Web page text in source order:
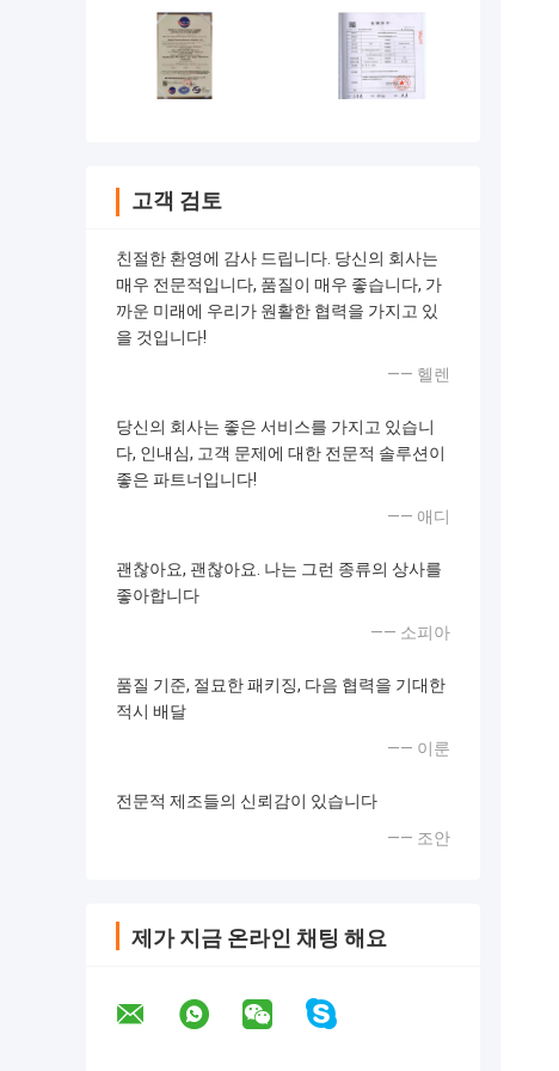
고객 검토
친절한 환영에 감사 드립니다. 당신의 회사는
매우 전문적입니다, 품질이 매우 좋습니다, 가
까운 미래에 우리가 원활한 협력을 가지고 있
을 것입니다!
—— 헬렌
당신의 회사는 좋은 서비스를 가지고 있습니
다, 인내심, 고객 문제에 대한 전문적 솔루션이
좋은 파트너입니다!
—— 애디
괜찮아요, 괜찮아요. 나는 그런 종류의 상사를
좋아합니다
—— 소피아
품질 기준, 절묘한 패키징, 다음 협력을 기대한
적시 배달
—— 이룬
전문적 제조들의 신뢰감이 있습니다
—— 조안
제가 지금 온라인 채팅 해요